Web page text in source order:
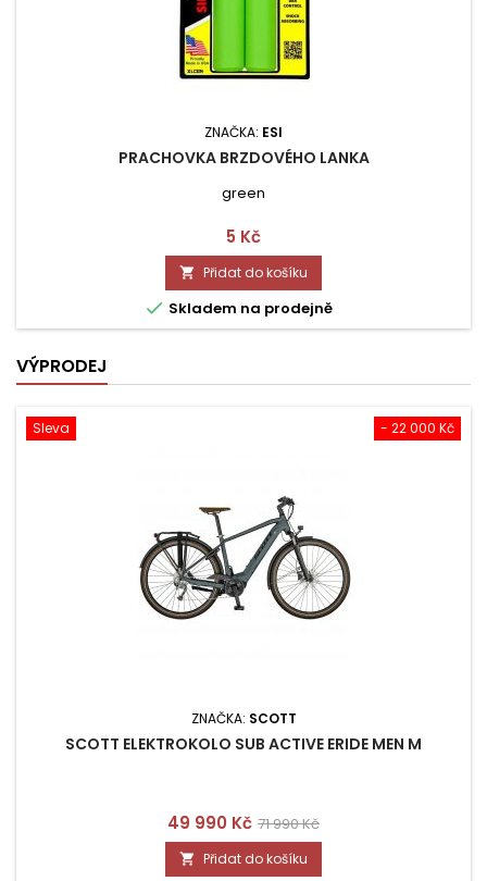
ZNAČKA: ESI
PRACHOVKA BRZDOVÉHO LANKA
green
Cena
5 Kč
 Přidat do košíku
 Skladem na prodejně
VÝPRODEJ
- 22 000 Kč
Sleva
ZNAČKA: SCOTT
SCOTT ELEKTROKOLO SUB ACTIVE ERIDE MEN M
Cena
49 990 Kč Běžná
cena
71 990 Kč
 Přidat do košíku